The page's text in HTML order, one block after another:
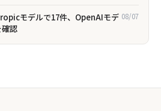
モデルで17件、OpenAIモデ
認
08/07